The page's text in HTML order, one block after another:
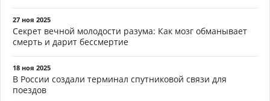
27 ноя 2025
Секрет вечной молодости разума: Как мозг обманывает
смерть и дарит бессмертие
18 ноя 2025
В России создали терминал спутниковой связи для
поездов